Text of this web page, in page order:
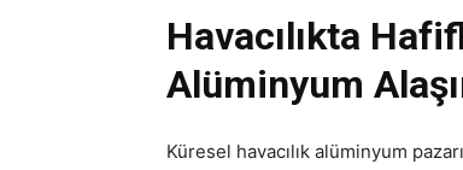
Havacılıkta
Alüminyum
Küresel havacılık alüminyum